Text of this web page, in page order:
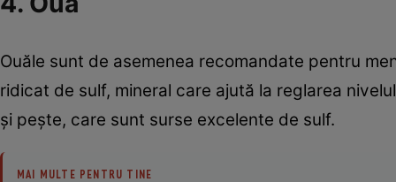
Ouăle sunt de asemenea recomandate pentru
ridicat de sulf, mineral care ajută la reglarea
şi peşte, care sunt surse excelente de sulf.
MAI MULTE PENTRU TINE